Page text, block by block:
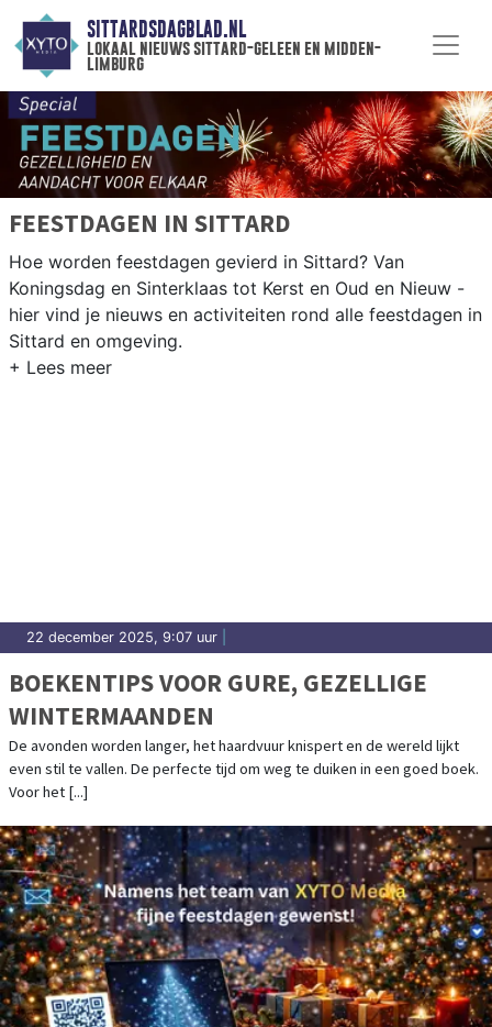
SITTARDSDAGBLAD.NL
lokaal nieuws sittard-geleen en midden-
limburg
FEESTDAGEN IN SITTARD
Hoe worden feestdagen gevierd in Sittard? Van
Koningsdag en Sinterklaas tot Kerst en Oud en Nieuw -
hier vind je nieuws en activiteiten rond alle feestdagen in
Sittard en omgeving.
22 december 2025, 9:07 uur
BOEKENTIPS VOOR GURE, GEZELLIGE
WINTERMAANDEN
De avonden worden langer, het haardvuur knispert en de wereld lijkt
even stil te vallen. De perfecte tijd om weg te duiken in een goed boek.
Voor het [...]